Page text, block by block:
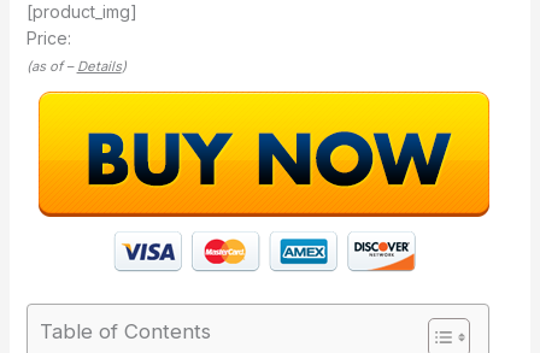
[product_img]
Price:
(as of – Details)
Table of Contents